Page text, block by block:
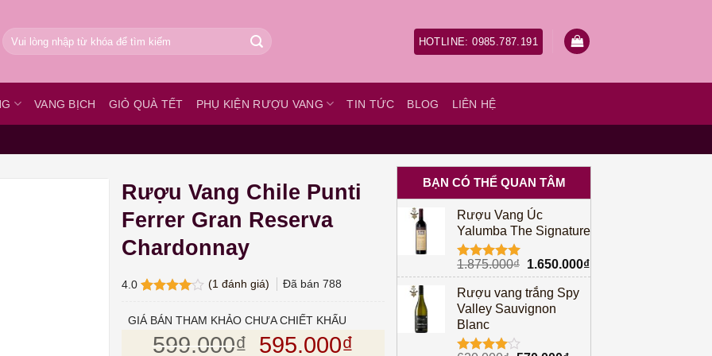
Tìm
kiếm:
HOTLINE: 0985.787.191
VANG BỊCH GIỎ QUÀ TẾT PHỤ KIỆN RƯỢU VANG TIN TỨC BLOG LIÊN HỆ
BẠN CÓ THỂ QUAN TÂM
Rượu Vang Úc
Yalumba The Signature
Được xếp
hạng5.00
5 sao
1.875.000₫ Giá
gốc
là:
1.875.000₫.
1.650.000₫Giá
hiện
Rượu vang trắng Spy
Valley Sauvignon
Blanc
Rượu Vang Chile Punti
Ferrer Gran Reserva
Chardonnay
4.0
5 dựa
giá
(1 đánh giá) Đã bán 788
GIÁ BÁN THAM KHẢO CHƯA CHIẾT KHẤU
599.000₫ Giá gốc là: 599.000₫.
595.000₫ Giá hiện tại là: 595.000₫.